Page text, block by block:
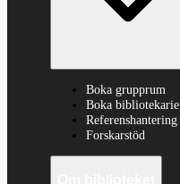
Boka grupprum
Boka bibliotekarie
Referenshantering
Forskarstöd